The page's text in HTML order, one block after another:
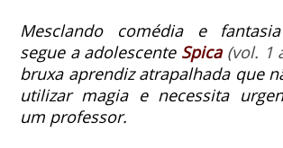
Mesclando comédia e
segue a adolescente Spica (vol. 1
bruxa aprendiz atrapalhada que
utilizar magia e necessita
um professor.